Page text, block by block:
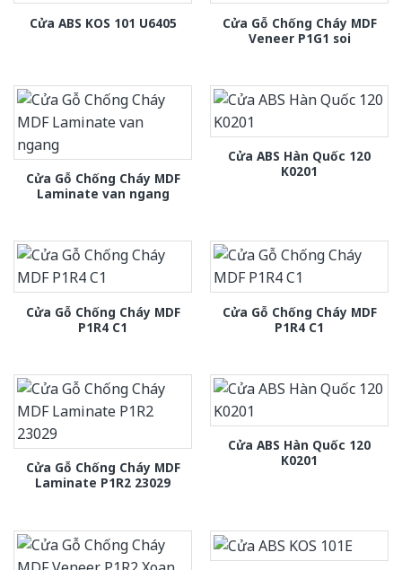
Cửa ABS KOS 101 U6405
Cửa Gỗ Chống Cháy MDF
Veneer P1G1 soi
Cửa Gỗ Chống Cháy MDF
Laminate van ngang
Cửa ABS Hàn Quốc 120
K0201
Cửa Gỗ Chống Cháy MDF
P1R4 C1
Cửa Gỗ Chống Cháy MDF
P1R4 C1
Cửa Gỗ Chống Cháy MDF
Laminate P1R2 23029
Cửa ABS Hàn Quốc 120
K0201